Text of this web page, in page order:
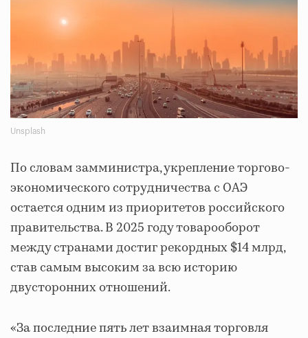
Unsplash
По словам замминистра, укрепление торгово-
экономического сотрудничества с ОАЭ
остается одним из приоритетов российского
правительства. В 2025 году товарооборот
между странами достиг рекордных $14 млрд,
став самым высоким за всю историю
двусторонних отношений.
«За последние пять лет взаимная торговля